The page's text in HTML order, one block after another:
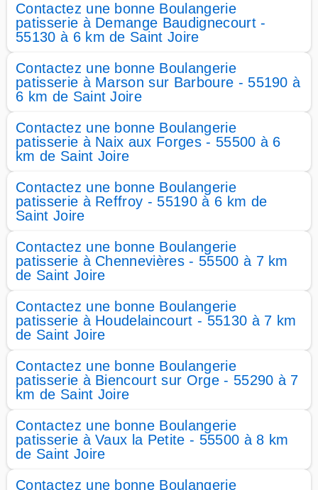
Contactez une bonne Boulangerie
patisserie à Demange Baudignecourt -
55130 à 6 km de Saint Joire
Contactez une bonne Boulangerie
patisserie à Marson sur Barboure - 55190 à
6 km de Saint Joire
Contactez une bonne Boulangerie
patisserie à Naix aux Forges - 55500 à 6
km de Saint Joire
Contactez une bonne Boulangerie
patisserie à Reffroy - 55190 à 6 km de
Saint Joire
Contactez une bonne Boulangerie
patisserie à Chennevières - 55500 à 7 km
de Saint Joire
Contactez une bonne Boulangerie
patisserie à Houdelaincourt - 55130 à 7 km
de Saint Joire
Contactez une bonne Boulangerie
patisserie à Biencourt sur Orge - 55290 à 7
km de Saint Joire
Contactez une bonne Boulangerie
patisserie à Vaux la Petite - 55500 à 8 km
de Saint Joire
Contactez une bonne Boulangerie